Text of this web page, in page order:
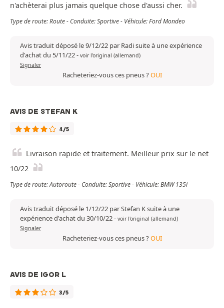
n'achèterai plus jamais quelque chose d'aussi cher.
Type de route: Route - Conduite: Sportive - Véhicule: Ford Mondeo
Avis traduit déposé le 9/12/22 par Radi suite à une expérience
d'achat du 5/11/22- voir l'original (allemand)
Signaler
Racheteriez-vous ces pneus ?OUI
AVIS DE STEFAN K
4/5
Livraison rapide et traitement. Meilleur prix sur le net
10/22
Type de route: Autoroute - Conduite: Sportive - Véhicule: BMW 135i
Avis traduit déposé le 1/12/22 par Stefan K suite à une
expérience d'achat du 30/10/22- voir l'original (allemand)
Signaler
Racheteriez-vous ces pneus ?OUI
AVIS DE IGOR L
3/5